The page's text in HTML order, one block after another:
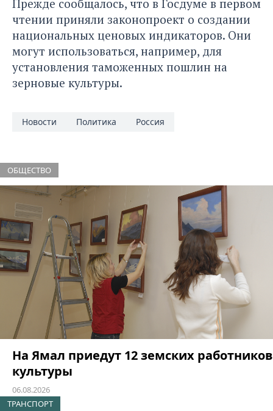
Прежде сообщалось, что в Госдуме в первом
чтении приняли законопроект о создании
национальных ценовых индикаторов. Они
могут использоваться, например, для
установления таможенных пошлин на
зерновые культуры.
Новости Политика Россия
ОБЩЕСТВО
На Ямал приедут 12 земских работников
культуры
06.08.2026
ТРАНСПОРТ